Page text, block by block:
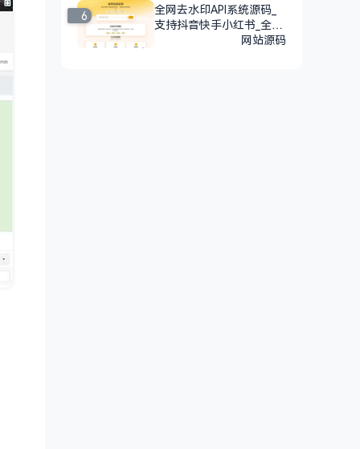
6
全网去水印API系统源码_
支持抖音快手小红书_全开
网站源码